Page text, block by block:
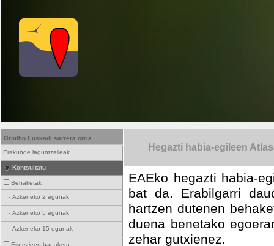
Ornitho Euskadi sarrera orria.
Erakunde laguntzaileak
Kontsultatu
Behaketak
- Azkeneko 2 egunak
- Azkeneko 5 egunak
- Azkeneko 15 egunak
Espezieen banaketa
Hegazti habia-egileen
EAEko hegazti habia-
bat da. Erabilgarri
hartzen dutenen
duena benetako
zehar gutxienez.